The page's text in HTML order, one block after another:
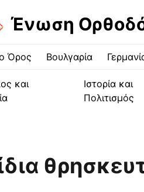
Ένωση
Όρος Βουλγαρία
και
Ιστορία και
Πολιτισμός